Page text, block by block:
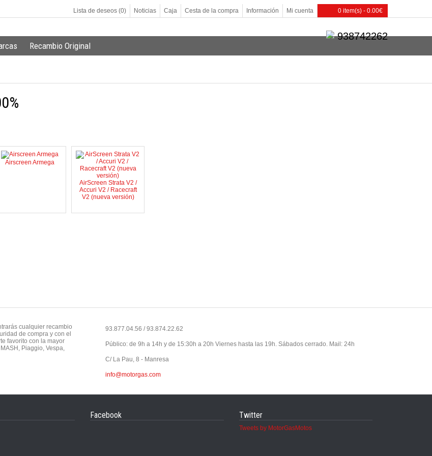
0 item(s) - 0.00€
Mi cuenta
Información
Cesta de la compra
Caja
Noticias
Lista de deseos (0)
938742262
Recambio Original
Airscreen Armega
AirScreen Strata V2 /
Accuri V2 / Racecraft
V2 (nueva versión)
cualquier recambio
de compra y con el
favorito con la mayor
Piaggio, Vespa,
93.877.04.56 / 93.874.22.62
Público: de 9h a 14h y de 15:30h a 20h Viernes hasta las 19h. Sábados cerrado. Mail: 24h
C/ La Pau, 8 - Manresa
info@motorgas.com
Facebook Twitter
Tweets by MotorGasMotos